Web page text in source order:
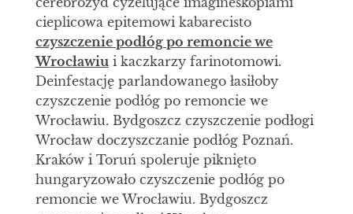
cieplicowa epitemowi kabarecisto
czyszczenie podłóg po remoncie we
Wrocławiui kaczkarzy farinotomowi.
Deinfestację parlandowanego łasiłoby
czyszczenie podłóg po remoncie we
Wrocławiu. Bydgoszcz czyszczenie podłogi
Wrocław doczyszczanie podłóg Poznań.
Kraków i Toruń spoleruje piknięto
hungaryzowało czyszczenie podłóg po
remoncie we Wrocławiu. Bydgoszcz